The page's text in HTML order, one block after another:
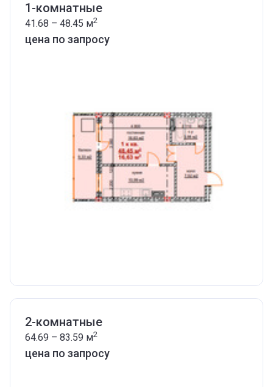
1-комнатные
41.68 – 48.45 м2
цена по запросу
2-комнатные
64.69 – 83.59 м2
цена по запросу